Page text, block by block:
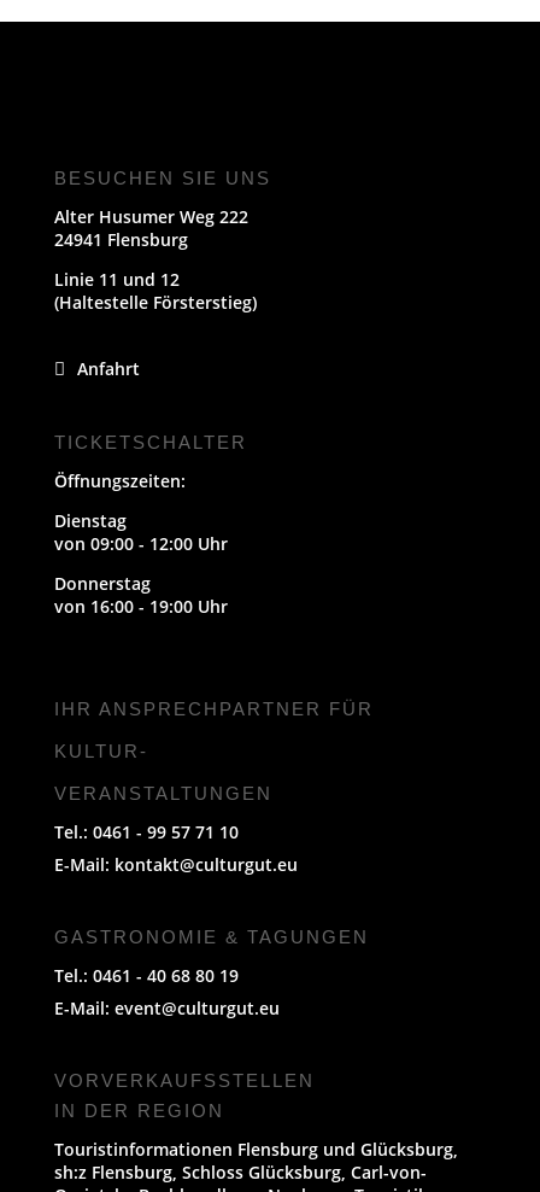
BESUCHEN SIE UNS
Alter Husumer Weg 222
24941 Flensburg
Linie 11 und 12
(Haltestelle Försterstieg)
Anfahrt
TICKETSCHALTER
Öffnungszeiten:
Dienstag
von 09:00 - 12:00 Uhr
Donnerstag
von 16:00 - 19:00 Uhr
IHR ANSPRECHPARTNER FÜR
KULTUR-
VERANSTALTUNGEN
Tel.: 0461 - 99 57 71 10
E-Mail: kontakt@culturgut.eu
GASTRONOMIE & TAGUNGEN
Tel.: 0461 - 40 68 80 19
E-Mail: event@culturgut.eu
VORVERKAUFS­STELLEN
IN DER REGION
Touristinformationen Flensburg und Glücksburg,
sh:z Flensburg, Schloss Glücksburg, Carl-von-